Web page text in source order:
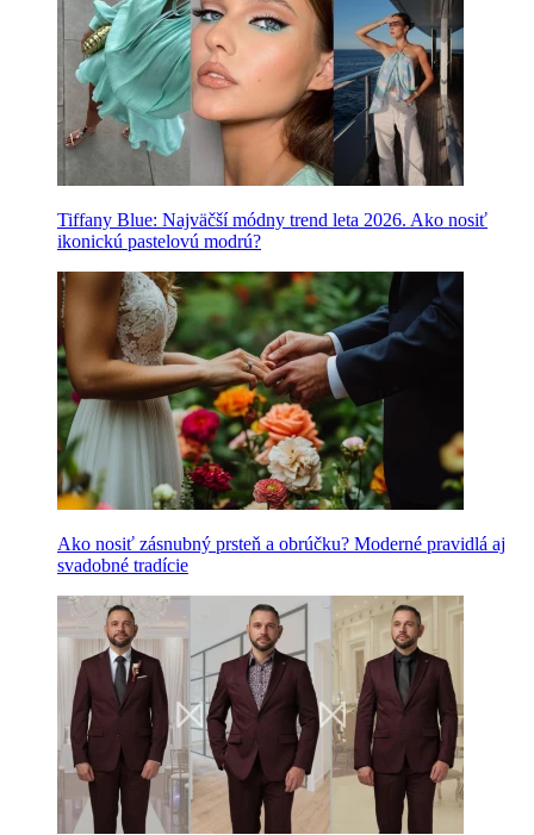
Tiffany Blue: Najväčší módny trend leta 2026. Ako nosiť
ikonickú pastelovú modrú?
Ako nosiť zásnubný prsteň a obrúčku? Moderné pravidlá aj
svadobné tradície